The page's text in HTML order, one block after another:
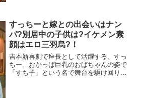
すっちーと嫁との出会いはナン
パ?別居中の子供は?イケメン素
顔はエロ三羽烏?！
吉本新喜劇で座長として活躍する、すっ
ちー。おかっぱ巨乳のおばちゃんの姿で
「すち子」という名で舞台を駆け回り、